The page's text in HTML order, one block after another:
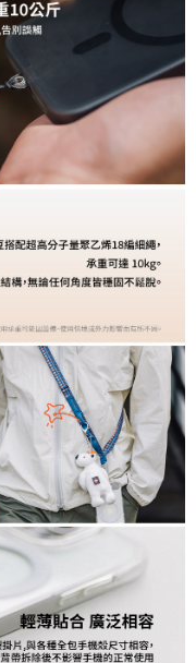
先享後付」服務完成之交
交易相關給付款項請求債
護人之同意方可使用
損失，本公司不負相關責
號之用戶狀況，依本公司即
情形，本公司將視審查結果
。若發現惡意使用之情形，
額度並採取法律行動。